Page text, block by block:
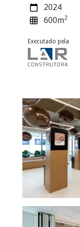
2024
600m2
Executado pela